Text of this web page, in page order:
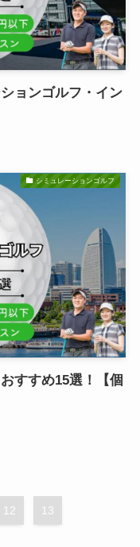
ョンゴルフ・イン
シミュレーションゴルフ
すすめ15選！【個
12 13